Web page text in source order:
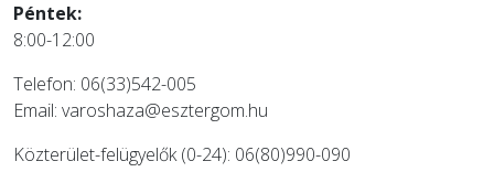
Péntek:
8:00-12:00
Telefon: 06(33)542-005
Email: varoshaza@esztergom.hu
Közterület-felügyelők (0-24): 06(80)990-090